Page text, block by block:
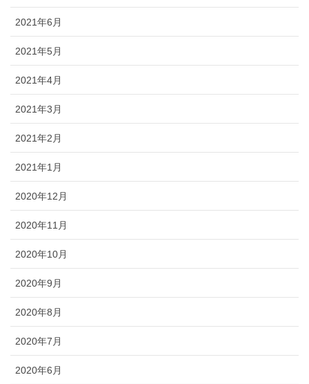
2021年6月
2021年5月
2021年4月
2021年3月
2021年2月
2021年1月
2020年12月
2020年11月
2020年10月
2020年9月
2020年8月
2020年7月
2020年6月